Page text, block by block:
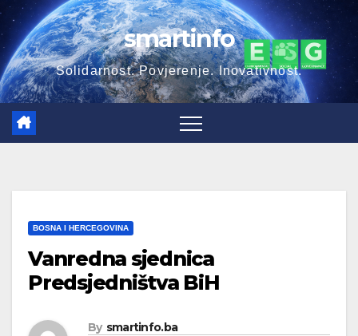
Skip
to
content
smartinfo
Solidarnost. Povjerenje. Inovativnost.
BOSNA I HERCEGOVINA
Vanredna sjednica
Predsjedništva BiH
By smartinfo.ba